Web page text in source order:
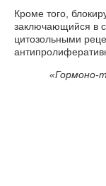
Кроме того,
заключающийся в
цитозольными
«Гормоно-